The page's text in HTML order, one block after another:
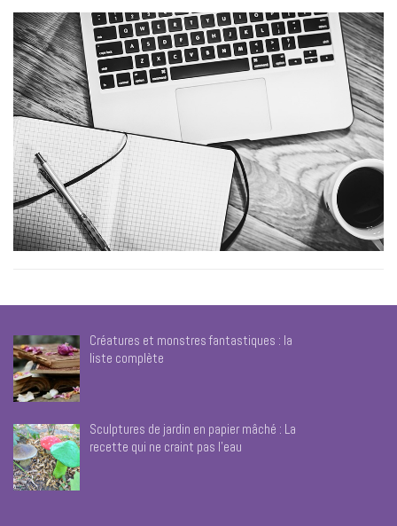
Créatures et monstres fantastiques : la
liste complète
Sculptures de jardin en papier mâché : La
recette qui ne craint pas l’eau